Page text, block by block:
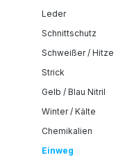
Leder
Schnittschutz
Schweißer / Hitze
Strick
Gelb / Blau Nitril
Winter / Kälte
Chemikalien
Einweg